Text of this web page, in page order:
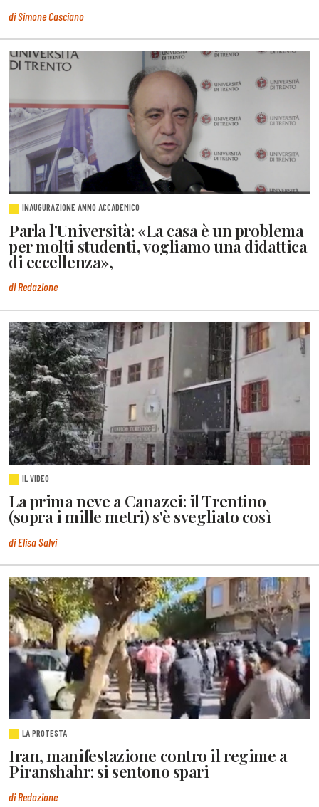
di Simone Casciano
INAUGURAZIONE ANNO ACCADEMICO
Parla l'Università: «La casa è un problema
per molti studenti, vogliamo una didattica
di eccellenza»,
di Redazione
IL VIDEO
La prima neve a Canazei: il Trentino
(sopra i mille metri) s'è svegliato così
di Elisa Salvi
LA PROTESTA
Iran, manifestazione contro il regime a
Piranshahr: si sentono spari
di Redazione